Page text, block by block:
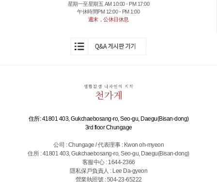
星期一至星期五 AM 10:00 - PM 17:00
午休時間PM 12:00 - PM 1:00
週末，公休日休息
住所: 41801 403, Gukchaebosang-ro, Seo-gu, Daegu(Bisan-dong)
3rd floor Chungage
公司 : Chungage / 代表理事 : Kwon oh-myeon
住所 : 41801 403, Gukchaebosang-ro, Seo-gu, Daegu(Bisan-dong)
客服中心 : 1644-2366
隱私保戶負責人 : Lee Da-gyeon
營業執照號 : 504-23-65222